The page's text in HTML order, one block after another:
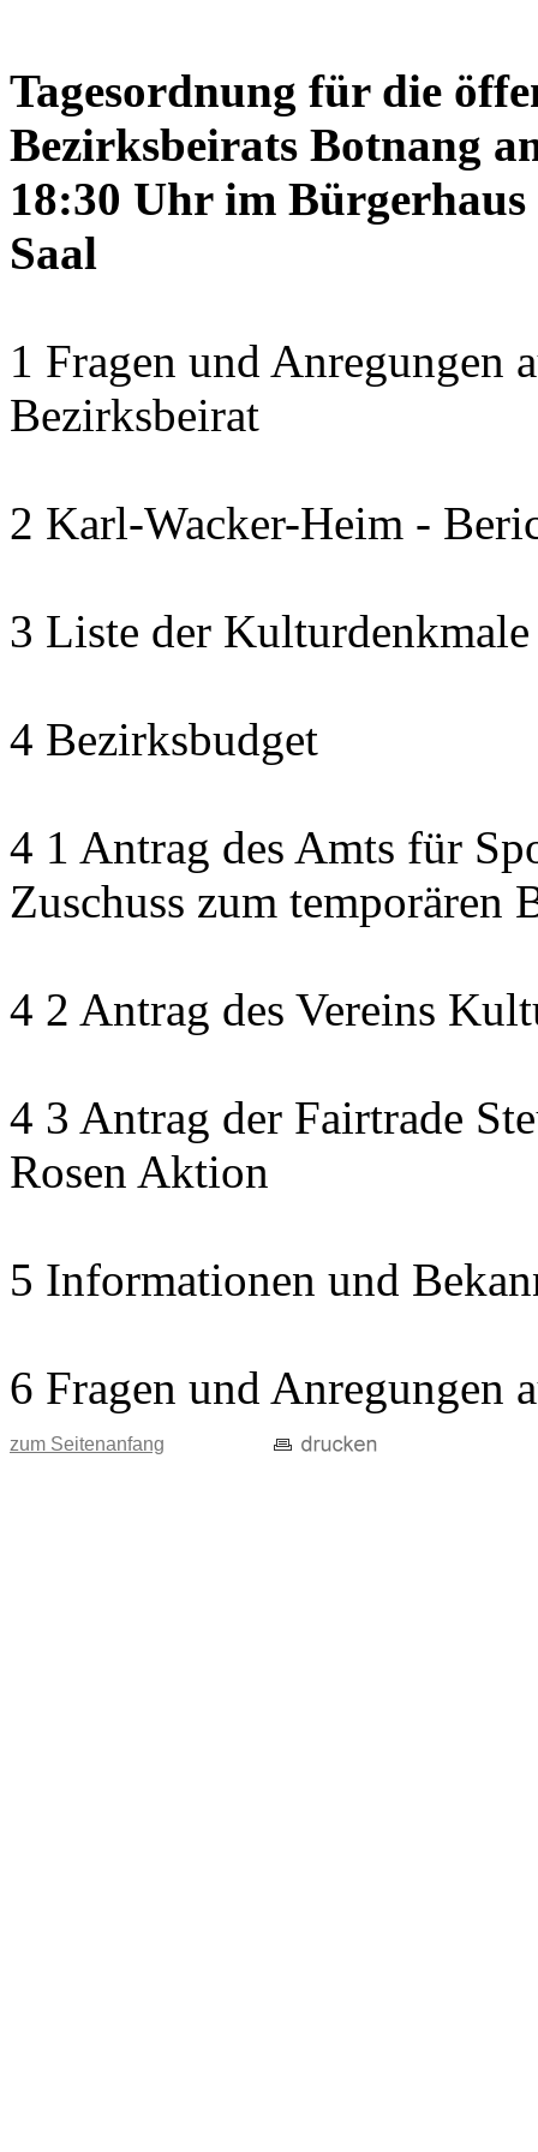
Tagesordnung für die
Bezirksbeirats Botnang
18:30 Uhr im
Saal
1 Fragen und Anregungen
Bezirksbeirat
2 Karl-Wacker-Heim -
3 Liste der
4 Bezirksbudget
4 1 Antrag des Amts für
Zuschuss zum temporären
4 2 Antrag des Vereins
4 3 Antrag der Fairtrade
Rosen Aktion
5 Informationen und
6 Fragen und Anregungen
zum Seitenanfang